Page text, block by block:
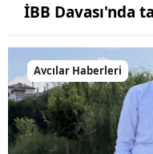
İBB Davası'nda
Avcılar Haberleri